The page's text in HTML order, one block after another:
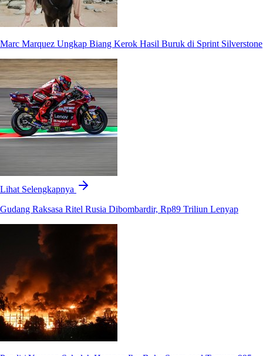
Marc Marquez Ungkap Biang Kerok Hasil Buruk di Sprint Silverstone
Lihat Selengkapnya
Gudang Raksasa Ritel Rusia Dibombardir, Rp89 Triliun Lenyap